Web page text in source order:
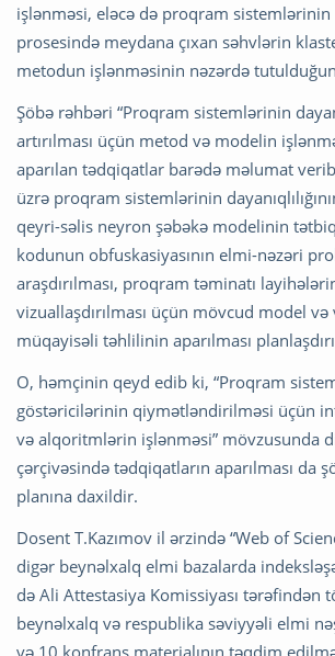
işlənməsi, eləcə də proqram sistemlərinin
prosesində meydana çıxan səhvlərin
metodun işlənməsinin nəzərdə
Şöbə rəhbəri “Proqram sistemlərinin
artırılması üçün metod və modelin
aparılan tədqiqatlar barədə məlumat
üzrə proqram sistemlərinin
qeyri-səlis neyron şəbəkə modelinin
kodunun obfuskasiyasının elmi-nəzəri
araşdırılması, proqram təminatı
vizuallaşdırılması üçün mövcud model
müqayisəli təhlilinin aparılması
O, həmçinin qeyd edib ki, “Proqram
göstəricilərinin qiymətləndirilməsi üçün
və alqoritmlərin işlənməsi” mövzusunda
çərçivəsində tədqiqatların aparılması da
planına daxildir.
Dosent T.Kazımov il ərzində “Web of
digər beynəlxalq elmi bazalarda
də Ali Attestasiya Komissiyası tərəfindən
beynəlxalq və respublika səviyyəli elmi
və 10 konfrans materialının təqdim